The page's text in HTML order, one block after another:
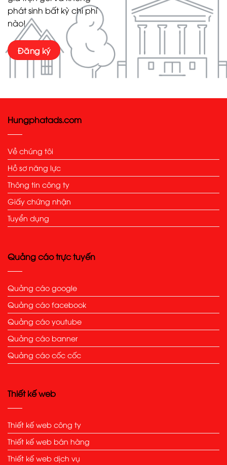
phát sinh bất kỳ chi phí
nào!
Đăng ký
Hungphatads.com
Về chúng tôi
Hồ sơ năng lực
Thông tin công ty
Giấy chứng nhận
Tuyển dụng
Quảng cáo trực tuyến
Quảng cáo google
Quảng cáo facebook
Quảng cáo youtube
Quảng cáo banner
Quảng cáo cốc cốc
Thiết kế web
Thiết kế web công ty
Thiết kế web bán hàng
Thiết kế web dịch vụ